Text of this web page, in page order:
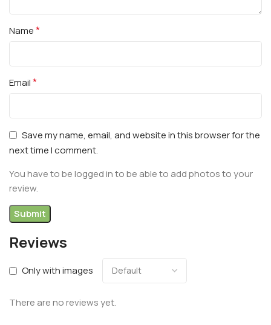
Reviews
Only with images
There are no reviews yet.
Name*
Email*
Save my name, email, and website in this browser for the
next time I comment.
You have to be logged in to be able to add photos to your
review.